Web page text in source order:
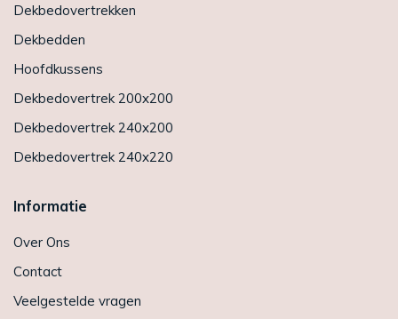
Dekbedovertrekken
Dekbedden
Hoofdkussens
Dekbedovertrek 200x200
Dekbedovertrek 240x200
Dekbedovertrek 240x220
Informatie
Over Ons
Contact
Veelgestelde vragen